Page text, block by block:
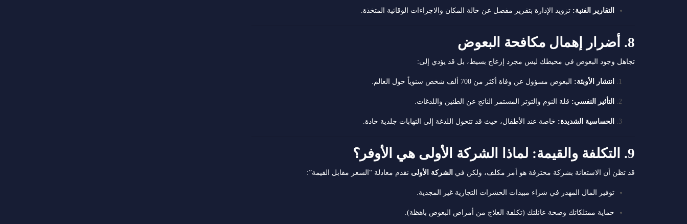
التقارير الفنية: تزويد الإدارة بتقرير مفصل عن حالة المكان والاجراءات الوقائية المتخذة.
8. أضرار إهمال مكافحة البعوض
تجاهل وجود البعوض في محيطك ليس مجرد إزعاج بسيط، بل قد يؤدي إلى:
انتشار الأوبئة: البعوض مسؤول عن وفاة أكثر من 700 ألف شخص سنوياً حول العالم.
التأثير النفسي: قلة النوم والتوتر المستمر الناتج عن الطنين واللدغات.
الحساسية الشديدة: خاصة عند الأطفال، حيث قد تتحول اللدغة إلى التهابات جلدية حادة.
9. التكلفة والقيمة: لماذا الشركة الأولى هي الأوفر؟
قد تظن أن الاستعانة بشركة محترفة هو أمر مكلف، ولكن في الشركة الأولى نقدم معادلة “السعر مقابل القيمة”:
توفير المال المهدر في شراء مبيدات الحشرات التجارية غير المجدية.
حماية ممتلكاتك وصحة عائلتك (تكلفة العلاج من أمراض البعوض باهظة).